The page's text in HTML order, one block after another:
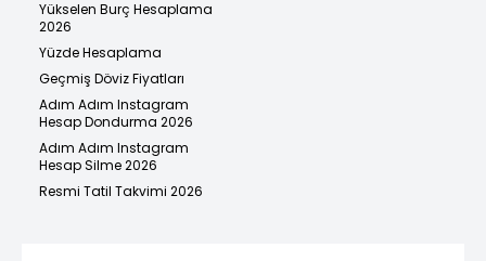
Yükselen Burç Hesaplama
2026
Yüzde Hesaplama
Geçmiş Döviz Fiyatları
Adım Adım Instagram
Hesap Dondurma 2026
Adım Adım Instagram
Hesap Silme 2026
Resmi Tatil Takvimi 2026